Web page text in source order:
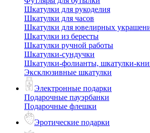
Шкатулки для рукоделия
Шкатулки для часов
Шкатулки для ювелирных
Шкатулки из бересты
Шкатулки ручной работы
Шкатулки-сундучки
Шкатулки-фолианты, шкатулки-
Эксклюзивные шкатулки
Электронные подарки
Подарочные пауэрбанки
Подарочные флешки
Эротические подарки